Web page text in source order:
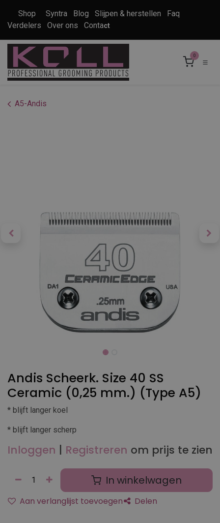
Shop Syntra Blog Slijpen & herstellen
Faq
Verdelers
Over ons Contact
0
A5-Andis
Andis Scheerk. Size 40 SS
Ceramic (0,25 mm.) (Type A5)
* blijft langer koel
* blijft langer scherp
Inloggen | Registreren om prijs te zien
In winkelwagen
Aan verlanglijst toevoegen Delen